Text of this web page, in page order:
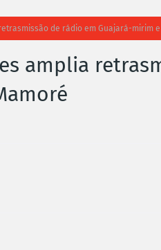
de rádio em Guajará-mirim e
amplia